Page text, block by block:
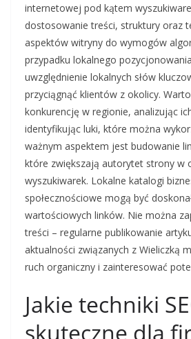
internetowej pod kątem
dostosowanie treści, struktury oraz
aspektów witryny do wymogów
przypadku lokalnego
uwzględnienie lokalnych słów
przyciągnąć klientów z okolicy.
konkurencję w regionie, analizując
identyfikując luki, które można
ważnym aspektem jest budowanie
które zwiększają autorytet strony w
wyszukiwarek. Lokalne katalogi
społecznościowe mogą być
wartościowych linków. Nie można
treści – regularne publikowanie
aktualności związanych z Wieliczką
ruch organiczny i zainteresować
Jakie techniki
skuteczne dla